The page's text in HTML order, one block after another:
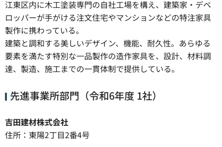
江東区内に木工塗装専門の自社工場を構え、建築家・デベ
ロッパーが手がける注文住宅やマンションなどの特注家具
製作に携わっている。
建築と調和する美しいデザイン、機能、耐久性。あらゆる
要素を満たす特別な一品製作の造作家具を、設計、材料調
達、製造、施工までの一貫体制で提供している。
先進事業所部門（令和6年度 1社）
吉田建材株式会社
住所：東陽2丁目2番4号